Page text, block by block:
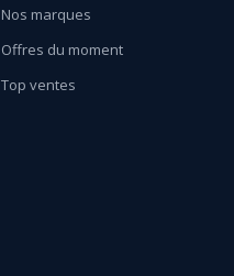
Nos marques
Offres du moment
Top ventes